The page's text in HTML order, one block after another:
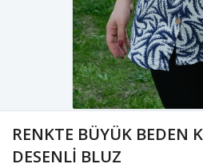
RENKTE BÜYÜK BEDEN
DESENLİ BLUZ